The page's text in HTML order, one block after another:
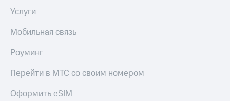
Услуги
Мобильная связь
Роуминг
Перейти в МТС со своим номером
Оформить eSIM